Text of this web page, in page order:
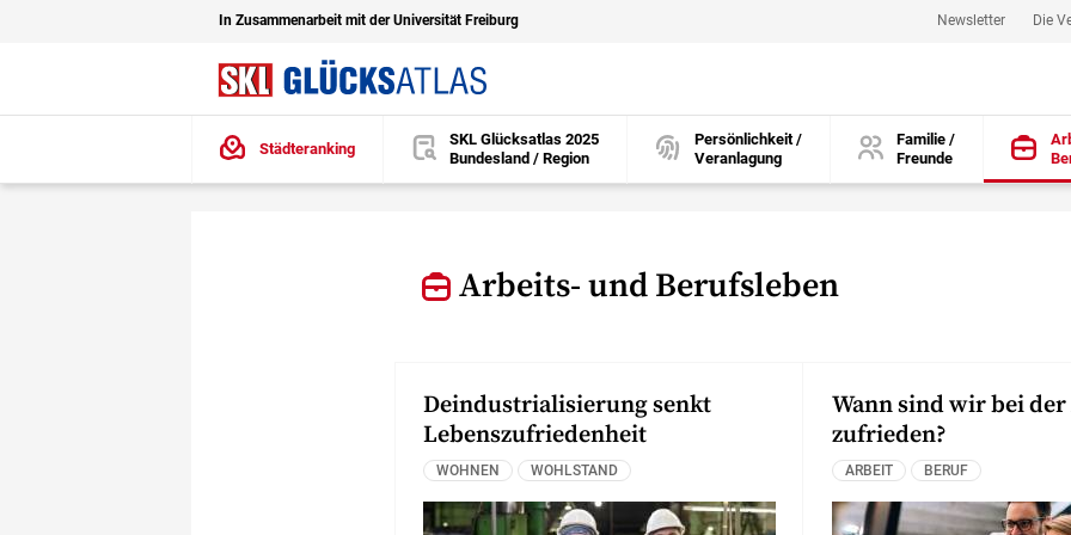
In Zusammenarbeit mit der Universität Freiburg Newsletter Die
Städteranking
öffnen
SKL Glücksatlas 2025
Bundesland / Region
öffnen
Persönlichkeit /
Veranlagung
öffnen
Familie /
Freunde
öffnen
Arbeits- und Berufsleben
Deindustrialisierung senkt
Lebenszufriedenheit
WOHNEN WOHLSTAND
Wann sind wir bei
zufrieden?
ARBEIT BERUF